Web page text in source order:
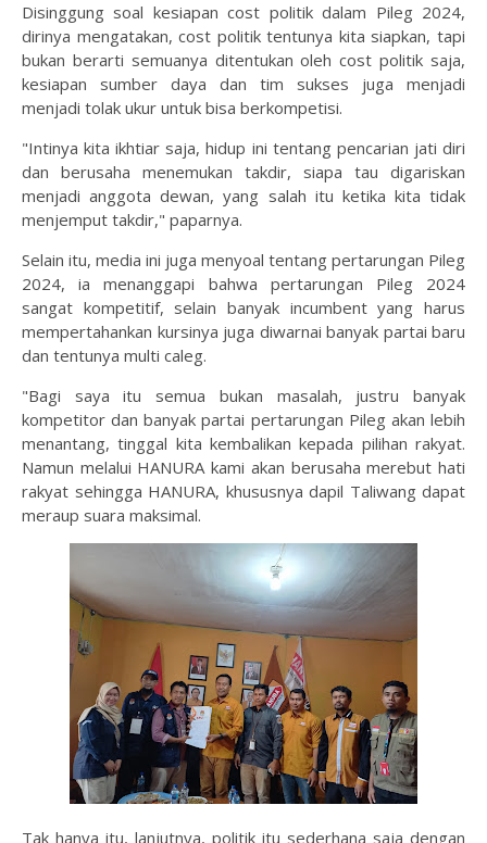
Disinggung soal kesiapan cost politik dalam Pileg 2024,
dirinya mengatakan, cost politik tentunya kita siapkan, tapi
bukan berarti semuanya ditentukan oleh cost politik saja,
kesiapan sumber daya dan tim sukses juga menjadi
menjadi tolak ukur untuk bisa berkompetisi.
"Intinya kita ikhtiar saja, hidup ini tentang pencarian jati diri
dan berusaha menemukan takdir, siapa tau digariskan
menjadi anggota dewan, yang salah itu ketika kita tidak
menjemput takdir," paparnya.
Selain itu, media ini juga menyoal tentang pertarungan Pileg
2024, ia menanggapi bahwa pertarungan Pileg 2024
sangat kompetitif, selain banyak incumbent yang harus
mempertahankan kursinya juga diwarnai banyak partai baru
dan tentunya multi caleg.
"Bagi saya itu semua bukan masalah, justru banyak
kompetitor dan banyak partai pertarungan Pileg akan lebih
menantang, tinggal kita kembalikan kepada pilihan rakyat.
Namun melalui HANURA kami akan berusaha merebut hati
rakyat sehingga HANURA, khususnya dapil Taliwang dapat
meraup suara maksimal.
Tak hanya itu, lanjutnya, politik itu sederhana saja dengan